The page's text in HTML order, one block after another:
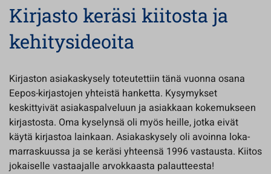
Kirjasto keräsi kiitosta ja
kehitysideoita
Kirjaston asiakaskysely toteutettiin tänä vuonna osana
Eepos-kirjastojen yhteistä hanketta. Kysymykset
keskittyivät asiakaspalveluun ja asiakkaan kokemukseen
kirjastosta. Oma kyselynsä oli myös heille, jotka eivät
käytä kirjastoa lainkaan. Asiakaskysely oli avoinna loka-
marraskuussa ja se keräsi yhteensä 1996 vastausta. Kiitos
jokaiselle vastaajalle arvokkaasta palautteesta!